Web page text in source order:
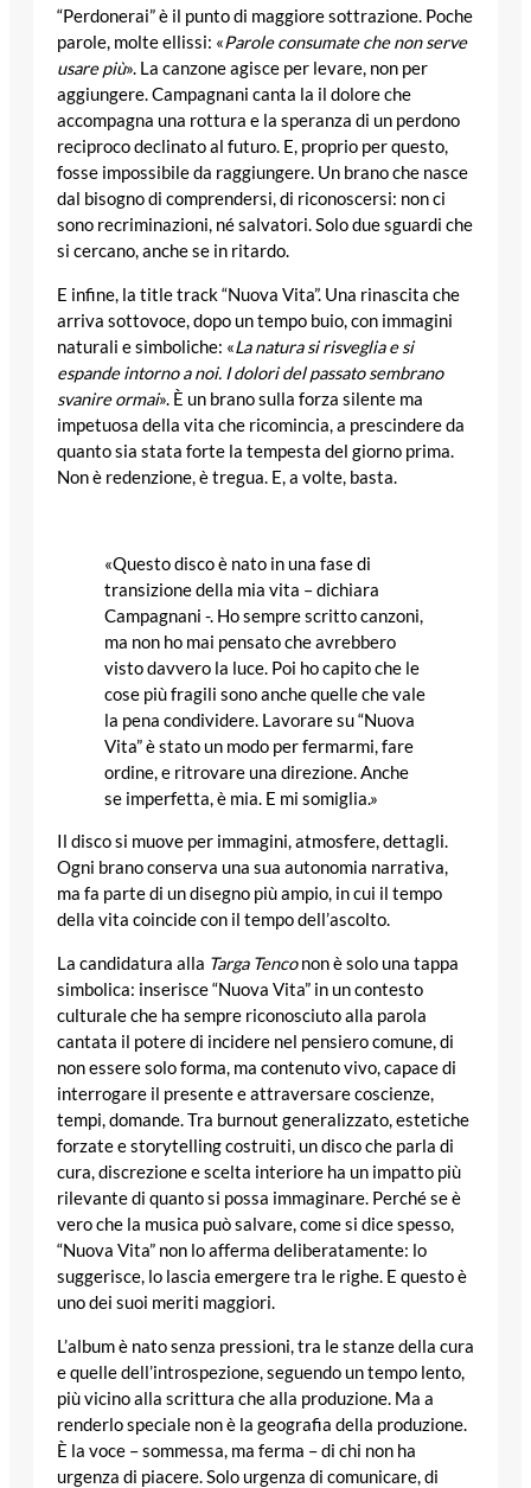
“Perdonerai” è il punto di maggiore sottrazione. Poche
parole, molte ellissi: «Parole consumate che non serve
usare più». La canzone agisce per levare, non per
aggiungere. Campagnani canta la il dolore che
accompagna una rottura e la speranza di un perdono
reciproco declinato al futuro. E, proprio per questo,
fosse impossibile da raggiungere. Un brano che nasce
dal bisogno di comprendersi, di riconoscersi: non ci
sono recriminazioni, né salvatori. Solo due sguardi che
si cercano, anche se in ritardo.
E infine, la title track “Nuova Vita”. Una rinascita che
arriva sottovoce, dopo un tempo buio, con immagini
naturali e simboliche: «La natura si risveglia e si
espande intorno a noi. I dolori del passato sembrano
svanire ormai». È un brano sulla forza silente ma
impetuosa della vita che ricomincia, a prescindere da
quanto sia stata forte la tempesta del giorno prima.
Non è redenzione, è tregua. E, a volte, basta.
«Questo disco è nato in una fase di
transizione della mia vita – dichiara
Campagnani -. Ho sempre scritto canzoni,
ma non ho mai pensato che avrebbero
visto davvero la luce. Poi ho capito che le
cose più fragili sono anche quelle che vale
la pena condividere. Lavorare su “Nuova
Vita” è stato un modo per fermarmi, fare
ordine, e ritrovare una direzione. Anche
se imperfetta, è mia. E mi somiglia.»
Il disco si muove per immagini, atmosfere, dettagli.
Ogni brano conserva una sua autonomia narrativa,
ma fa parte di un disegno più ampio, in cui il tempo
della vita coincide con il tempo dell’ascolto.
La candidatura alla Targa Tenconon è solo una tappa
simbolica: inserisce “Nuova Vita” in un contesto
culturale che ha sempre riconosciuto alla parola
cantata il potere di incidere nel pensiero comune, di
non essere solo forma, ma contenuto vivo, capace di
interrogare il presente e attraversare coscienze,
tempi, domande. Tra burnout generalizzato, estetiche
forzate e storytelling costruiti, un disco che parla di
cura, discrezione e scelta interiore ha un impatto più
rilevante di quanto si possa immaginare. Perché se è
vero che la musica può salvare, come si dice spesso,
“Nuova Vita” non lo afferma deliberatamente: lo
suggerisce, lo lascia emergere tra le righe. E questo è
uno dei suoi meriti maggiori.
L’album è nato senza pressioni, tra le stanze della cura
e quelle dell’introspezione, seguendo un tempo lento,
più vicino alla scrittura che alla produzione. Ma a
renderlo speciale non è la geografia della produzione.
È la voce – sommessa, ma ferma – di chi non ha
urgenza di piacere. Solo urgenza di comunicare, di